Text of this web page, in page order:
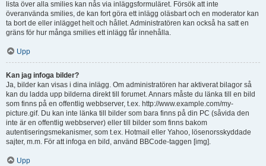
lista över alla smilies kan nås via inläggsformuläret. Försök att inte
överanvända smilies, de kan fort göra ett inlägg oläsbart och en moderator kan
ta bort de eller inlägget helt och hållet. Administratören kan också ha satt en
gräns för hur många smilies ett inlägg får innehålla.
Upp
Kan jag infoga bilder?
Ja, bilder kan visas i dina inlägg. Om administratören har aktiverat bilagor så
kan du ladda upp bilderna direkt till forumet. Annars måste du länka till en bild
som finns på en offentlig webbserver, t.ex. http://www.example.com/my-
picture.gif. Du kan inte länka till bilder som bara finns på din PC (såvida den
inte är en offentlig webbserver) eller till bilder som finns bakom
autentiseringsmekanismer, som t.ex. Hotmail eller Yahoo, lösenorsskyddade
sajter, m.m. För att infoga en bild, använd BBCode-taggen [img].
Upp